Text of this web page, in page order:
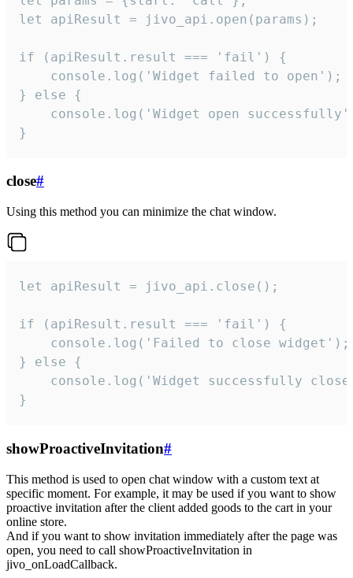
let apiResult = jivo_api.open(params);
if (apiResult.result === 'fail') {
    console.log('Widget failed to open');
} else {
console.log('Widget open
}
close#
Using this method you can minimize the chat window.
let apiResult = jivo_api.close();
if (apiResult.result === 'fail') {
    console.log('Failed to close widget');
} else {
console.log('Widget successfully
}
showProactiveInvitation#
This method is used to open chat window with a custom text at
specific moment. For example, it may be used if you want to show
proactive invitation after the client added goods to the cart in your
online store.
And if you want to show invitation immediately after the page was
open, you need to call showProactiveInvitation in
jivo_onLoadCallback.